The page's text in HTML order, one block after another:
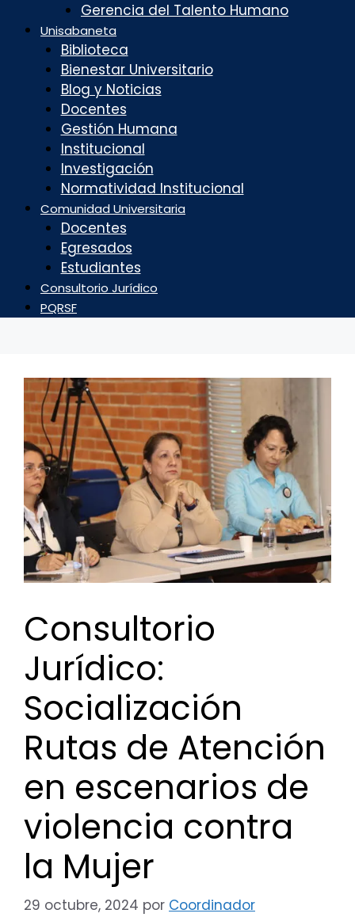
Gerencia del Talento Humano
Unisabaneta
Biblioteca
Bienestar Universitario
Blog y Noticias
Docentes
Gestión Humana
Institucional
Investigación
Normatividad Institucional
Comunidad Universitaria
Docentes
Egresados
Estudiantes
Consultorio Jurídico
PQRSF
Consultorio
Jurídico:
Socialización
Rutas de Atención
en escenarios de
violencia contra
la Mujer
29 octubre, 2024 por Coordinador